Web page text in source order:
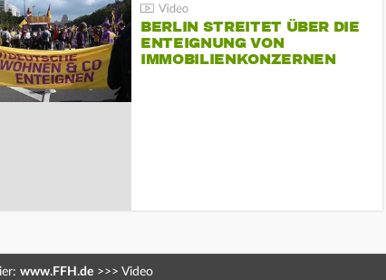
BERLIN STREITET ÜBER DIE
ENTEIGNUNG VON
IMMOBILIENKONZERNEN
www.FFH.de >>> Video